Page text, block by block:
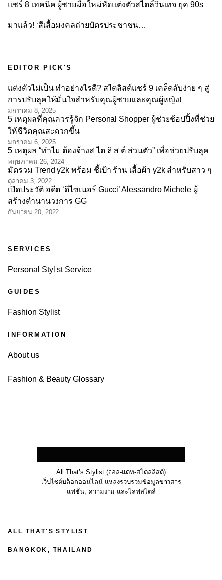
แชร์ 8 เทคนิค ผู้ชายมือใหม่หัดแต่งตัวสไตล์วินเทจ ยุค 90s
มาแล้ว! ‘สีเสื้อมงคลถ่ายบัตรประชาชน…
EDITOR PICK'S
แต่งตัวไม่เป็น ทำอย่างไรดี? สไตลิสต์แชร์ 9 เคล็ดลับง่าย ๆ สู่
การปรับลุคให้มั่นใจสำหรับคุณผู้ชายและคุณผู้หญิง!
มกราคม 8, 2025
5 เหตุผลที่คุณควรรู้จัก Personal Shopper ผู้ช่วยช้อปปิ้งที่ช่วย
ให้ชีวิตคุณสะดวกขึ้น
มกราคม 6, 2025
5 เหตุผล “ทำไม ต้องจ้างส ไต ลิ ส ต์ ส่วนตัว” เพื่อช่วยปรับลุค
พฤษภาคม 26, 2024
มัดรวม Trend y2k พร้อม ชี้เป้า ร้าน เสื้อผ้า y2k สำหรับสาว ๆ
ตุลาคม 3, 2022
เปิดประวัติ อดีต ‘ดีไซเนอร์ Gucci’ Alessandro Michele ผู้
สร้างตำนานวงการ GG
กันยายน 20, 2022
SERVICES
Personal Stylist Service
GUIDES
Fashion Stylist
INFORMATION
About us
Fashion & Beauty Glossary
All That’s Stylist (ออล-แดท-สไตลลิสต์)
เว็บไซต์บล็อกออนไลน์ แหล่งรวบรวมข้อมูลข่าวสาร
แฟชั่น, ความงาม และไลฟสไตล์
ALL THAT'S STYLIST
BANGKOK, THAILAND